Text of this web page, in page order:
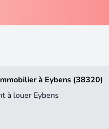
à Eybens (38320)
à louer Eybens